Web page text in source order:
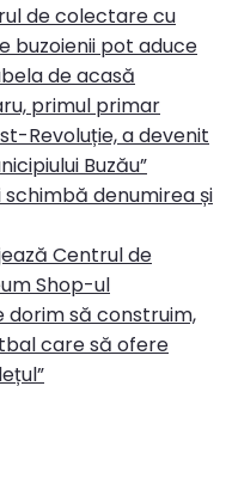
de colectare cu
buzoienii pot aduce
de acasă
primul primar
Revoluție, a devenit
Buzău”
schimbă denumirea și
Centrul de
Shop-ul
dorim să construim,
care să ofere